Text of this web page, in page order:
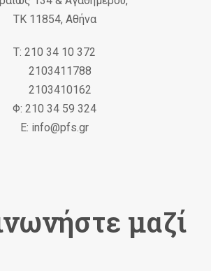
ΤΚ 11854, Αθήνα
Τ: 210 34 10 372
2103411788
2103410162
Φ: 210 34 59 324
Ε: info@pfs.gr
μαζί